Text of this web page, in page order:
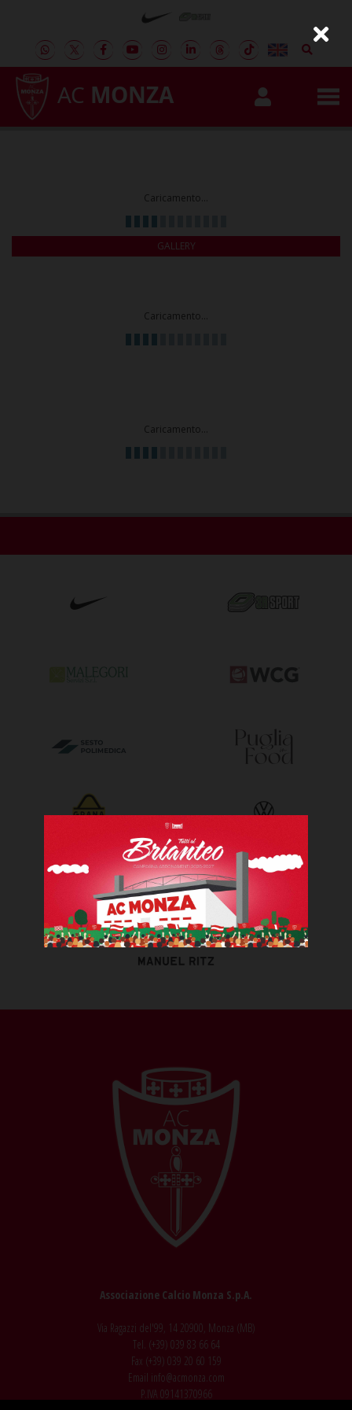
AC MONZA
Caricamento...
GALLERY
Caricamento...
Caricamento...
Associazione Calcio Monza S.p.A.
Via Ragazzi del'99, 14 20900, Monza (MB)
Tel. (+39) 039 83 66 64
Fax (+39) 039 20 60 159
Email info@acmonza.com
P.IVA 09141370966